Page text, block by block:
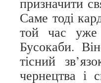
Саме тоді
той час уже
Бусокаби.
тісний
чернецтва і